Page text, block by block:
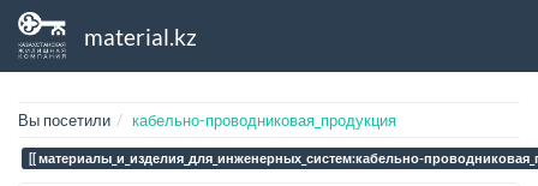
material.kz
Вы посетили кабельно-проводниковая_продукция
материалы_и_изделия_для_инженерных_систем:кабельно-